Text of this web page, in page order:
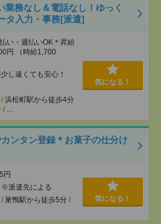
業務なし＆電話なし！ゆっく
タ入力・事務[派遣]
い・週払いOK＊昇給
円 （時給1,700
遠くても安心！
/ 浜松町駅から徒歩4分
/ …
気になる！
ンタン登録＊お菓子の仕分け
円
※派遣先による
/ 巣鴨駅から徒歩5分 /
気になる！